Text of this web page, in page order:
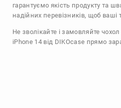
гарантуємо якість продукту та
надійних перевізників, щоб ваші
Не зволікайте і замовляйте
iPhone 14 від DIKOcase прямо